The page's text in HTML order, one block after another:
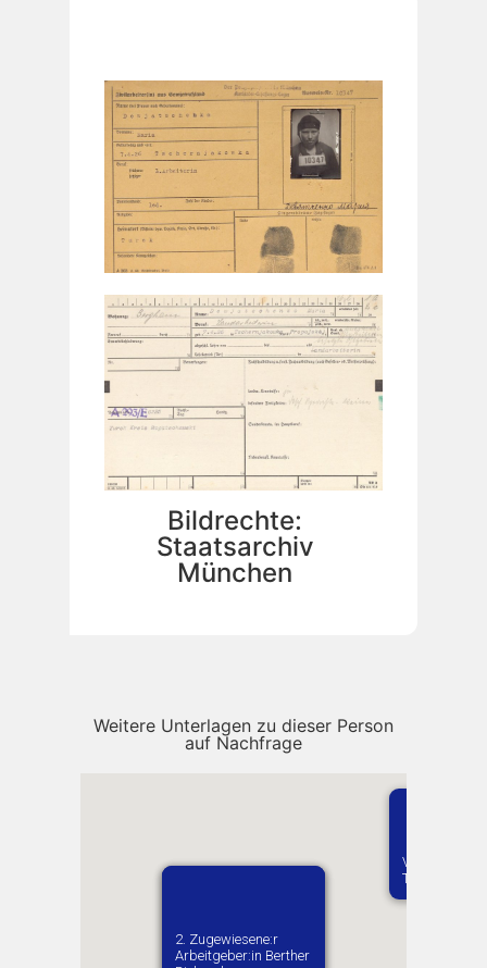
Bildrechte:
Staatsarchiv
München
Weitere Unterlagen zu dieser Person
auf Nachfrage
Vermutlich
Tursk
1. Zugewiesene:r
Arbeitgeber:in​
2. Zugewiesene:r
Arbeitgeber:in​ Berther